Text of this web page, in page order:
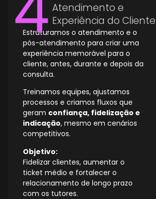
Atendimento e
Experiência do Cliente
Estruturamos o atendimento e o
pós-atendimento para criar uma
experiência memorável para o
cliente, antes, durante e depois da
consulta.
Treinamos equipes, ajustamos
processos e criamos fluxos que
geram confiança, fidelização e
indicação, mesmo em cenários
competitivos.
Objetivo:
Fidelizar clientes, aumentar o
ticket médio e fortalecer o
relacionamento de longo prazo
com os tutores.